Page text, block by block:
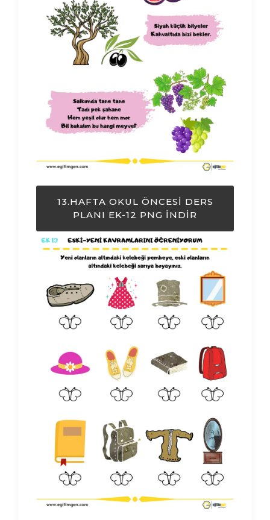
13.HAFTA OKUL ÖNCESI DERS
PLANI EK-12 PNG İNDIR